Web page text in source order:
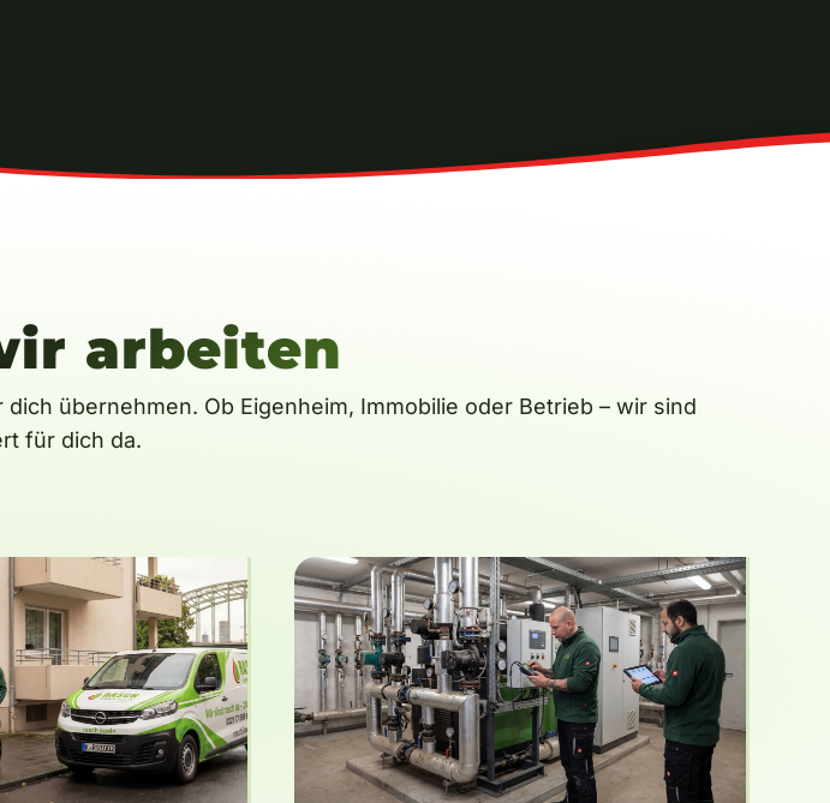
arbeiten
übernehmen. Ob Eigenheim, Immobilie oder Betrieb – wir sind
für dich da.